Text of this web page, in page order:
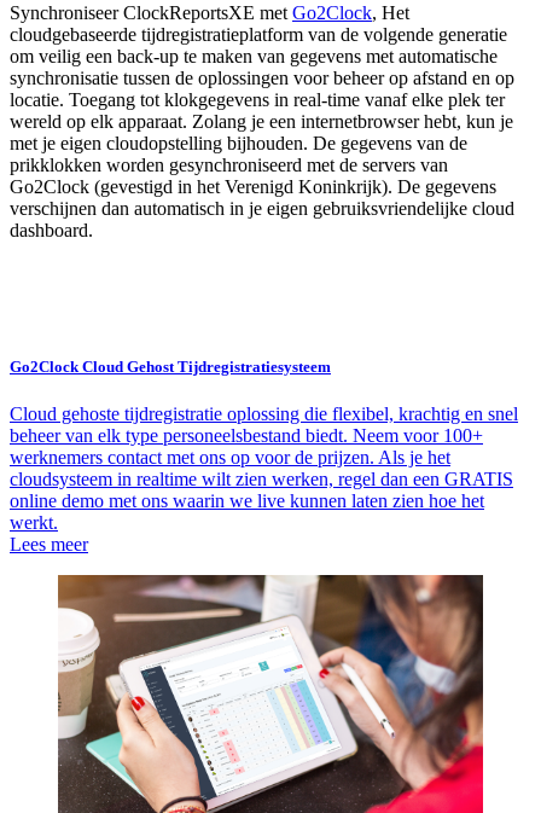
Synchroniseer ClockReportsXE met Go2Clock, Het
cloudgebaseerde tijdregistratieplatform van de volgende generatie
om veilig een back-up te maken van gegevens met automatische
synchronisatie tussen de oplossingen voor beheer op afstand en op
locatie. Toegang tot klokgegevens in real-time vanaf elke plek ter
wereld op elk apparaat. Zolang je een internetbrowser hebt, kun je
met je eigen cloudopstelling bijhouden. De gegevens van de
prikklokken worden gesynchroniseerd met de servers van
Go2Clock (gevestigd in het Verenigd Koninkrijk). De gegevens
verschijnen dan automatisch in je eigen gebruiksvriendelijke cloud
dashboard.
Go2Clock Cloud Gehost Tijdregistratiesysteem
Cloud gehoste tijdregistratie oplossing die flexibel, krachtig en snel
beheer van elk type personeelsbestand biedt. Neem voor 100+
werknemers contact met ons op voor de prijzen. Als je het
cloudsysteem in realtime wilt zien werken, regel dan een GRATIS
online demo met ons waarin we live kunnen laten zien hoe het
werkt.
Lees meer